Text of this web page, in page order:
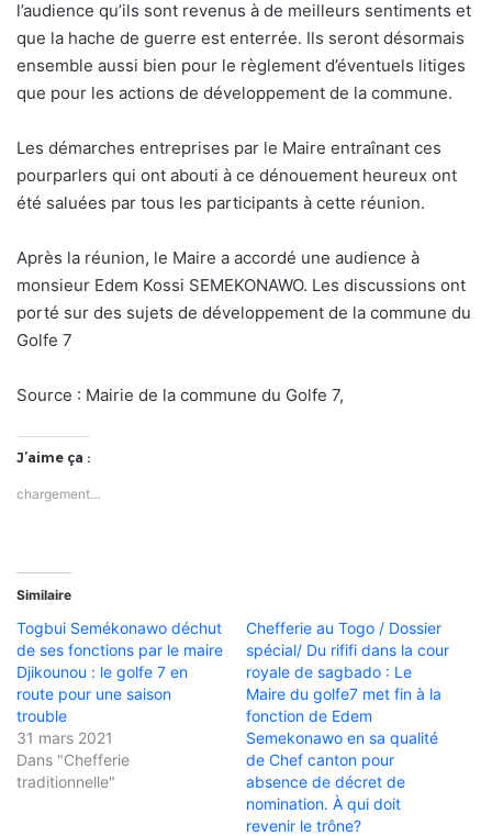
l’audience qu’ils sont revenus à de meilleurs sentiments et
que la hache de guerre est enterrée. Ils seront désormais
ensemble aussi bien pour le règlement d’éventuels litiges
que pour les actions de développement de la commune.
Les démarches entreprises par le Maire entraînant ces
pourparlers qui ont abouti à ce dénouement heureux ont
été saluées par tous les participants à cette réunion.
Après la réunion, le Maire a accordé une audience à
monsieur Edem Kossi SEMEKONAWO. Les discussions ont
porté sur des sujets de développement de la commune du
Golfe 7
Source : Mairie de la commune du Golfe 7,
J’aime ça :
chargement…
Similaire
Togbui Semékonawo déchut
de ses fonctions par le maire
Djikounou : le golfe 7 en
route pour une saison
trouble
31 mars 2021
Dans "Chefferie
traditionnelle"
Chefferie au Togo / Dossier
spécial/ Du rififi dans la cour
royale de sagbado : Le
Maire du golfe7 met fin à la
fonction de Edem
Semekonawo en sa qualité
de Chef canton pour
absence de décret de
nomination. À qui doit
revenir le trône?